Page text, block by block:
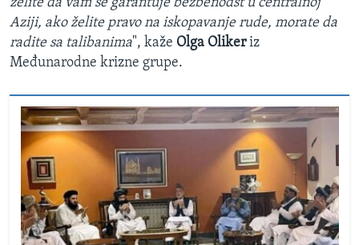
Aziji, ako želite pravo na iskopavanje rude, morate da
radite sa talibanima", kaže Olga Olikeriz
Međunarodne krizne grupe.